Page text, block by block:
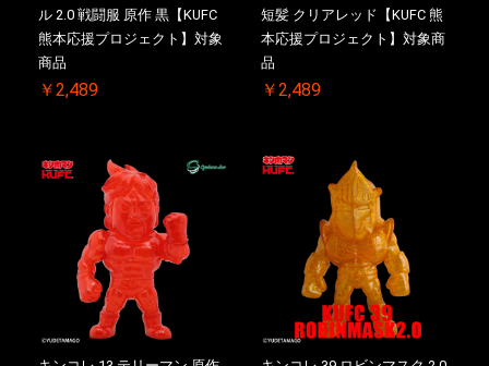
ル 2.0 戦闘服 原作 黒【KUFC
熊本応援プロジェクト】対象
商品
￥2,489
短髪 クリアレッド【KUFC 熊
本応援プロジェクト】対象商
品
￥2,489